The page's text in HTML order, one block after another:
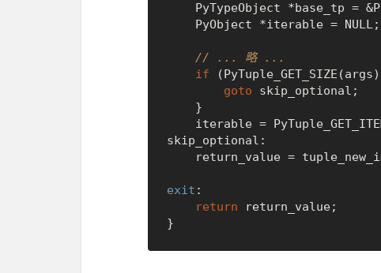
    PyObject *iterable =
NULL;
// ... 略 ...
if
goto skip_optional;
iterable =
skip_optional:
exit :
return return_value;